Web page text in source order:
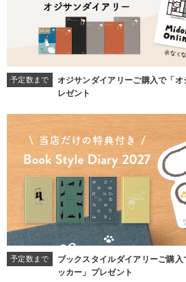
予定数まで
オジサンダイアリーご購入で「
レゼント
予定数まで
ブックスタイルダイアリーご購
ッカー」プレゼント